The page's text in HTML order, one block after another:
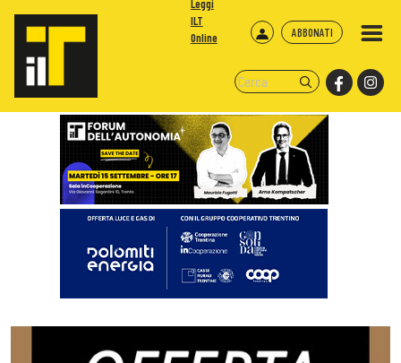
ABBONATI
Leggi
ILT
Online